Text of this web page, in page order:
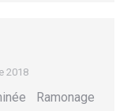
2018
Ramonage